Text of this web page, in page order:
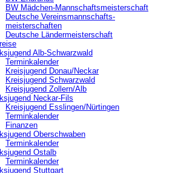
BW Mädchen-Mannschaftsmeisterschaft
Deutsche Vereinsmannschafts-
meisterschaften
Deutsche Ländermeisterschaft
Alb-Schwarzwald
Terminkalender
Kreisjugend Donau/Neckar
Kreisjugend Schwarzwald
Kreisjugend Zollern/Alb
Neckar-Fils
Kreisjugend ‎Esslingen/Nürtingen
Terminkalender
Finanzen
Oberschwaben
Terminkalender
Ostalb
Terminkalender
Stuttgart